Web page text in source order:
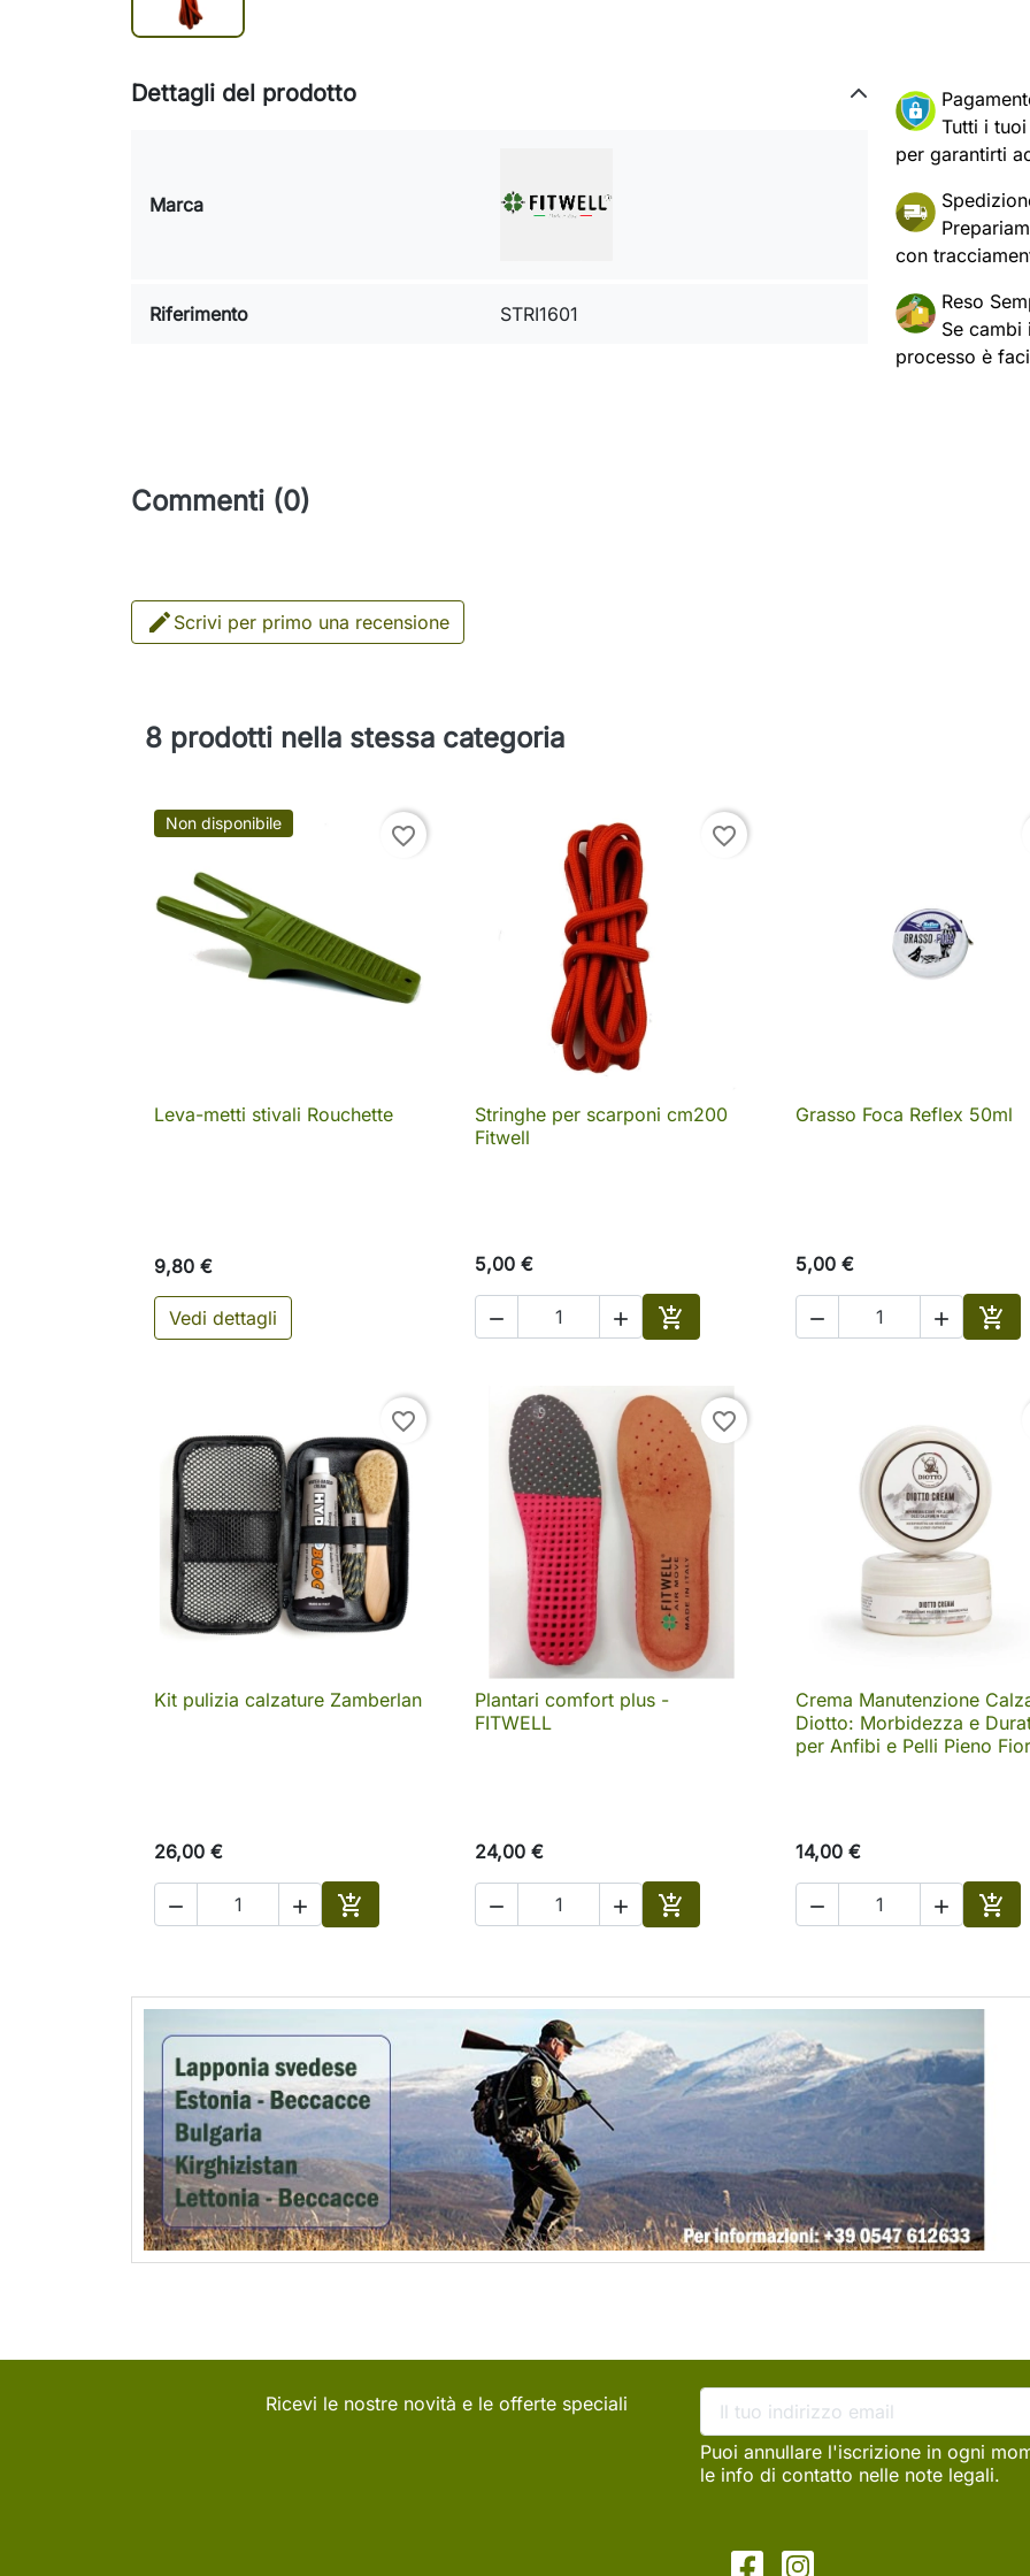
Tutti i
per garantirti
con
Reso
Se
processo è
Dettagli del prodotto
Marca
Riferimento STRI1601
Commenti (0)
 Scrivi per primo una recensione
8 prodotti nella stessa categoria
Non disponibile favorite_border
 Anteprima
Leva-metti stivali Rouchette
9,80 €
Vedi dettagli
favorite_border
 Anteprima
Stringhe per scarponi cm200
Fitwell
5,00 €
  
Aggiungi al carrello
 Anteprima
Grasso Foca Reflex 50ml
5,00 €
  
favorite_border
 Anteprima
Kit pulizia calzature Zamberlan
26,00 €
  
Aggiungi al carrello
favorite_border
 Anteprima
Plantari comfort plus -
FITWELL
24,00 €
  
Aggiungi al carrello
 Anteprima
Crema Manutenzione
Diotto: Morbidezza e
per Anfibi e Pelli Pieno
14,00 €
  
Ricevi le nostre novità e le offerte speciali
Puoi annullare l'iscrizione in ogni
le info di contatto nelle note legali.